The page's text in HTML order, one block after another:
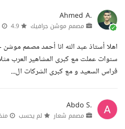
Ahmed A.
مصمم موشن جرافيك
اهلا أستاذ عبد الله انا أحمد مصمم
سنوات عملت مع كبرى المشاهير العرب
فراس السعيد و مع كبرى الشركات ال...
Abdo S.
مصمم شعار لم يحسب